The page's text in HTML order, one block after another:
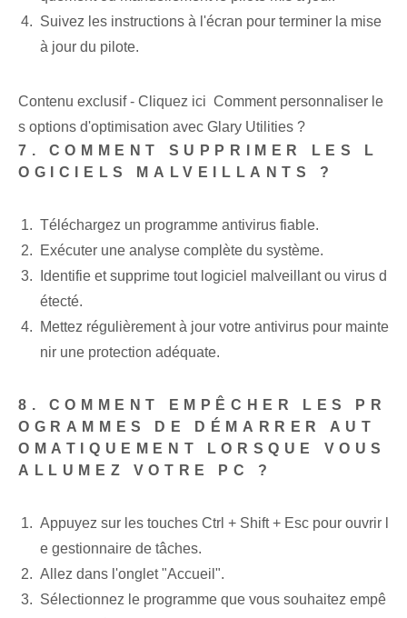
Suivez les instructions à l'écran pour terminer la mise
à jour du pilote.
Contenu exclusif - Cliquez ici Comment personnaliser le
s options d'optimisation avec Glary Utilities ?
7. COMMENT SUPPRIMER LES L
OGICIELS MALVEILLANTS ?
Téléchargez un programme antivirus fiable.
Exécuter une analyse complète du système.
Identifie et supprime tout logiciel malveillant ou virus d
étecté.
Mettez régulièrement à jour votre antivirus pour mainte
nir une protection adéquate.
8. COMMENT EMPÊCHER LES PR
OGRAMMES DE DÉMARRER AUT
OMATIQUEMENT LORSQUE VOUS
ALLUMEZ VOTRE PC ?
Appuyez sur les touches Ctrl + Shift + Esc pour ouvrir l
e gestionnaire de tâches.
Allez dans l'onglet "Accueil".
Sélectionnez le programme que vous souhaitez empê